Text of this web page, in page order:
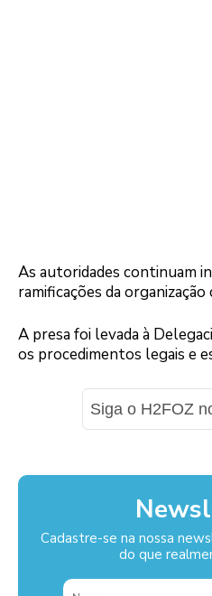
As autoridades continuam
ramificações da
A presa foi levada à
os procedimentos legais e
Siga o H2FOZ
Cadastre-se na nossa
do que